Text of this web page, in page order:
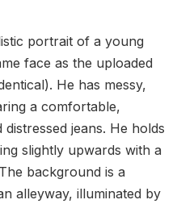
portrait of a young
face as the uploaded
He has messy,
a comfortable,
jeans. He holds
slightly upwards with a
background is a
alleyway, illuminated by